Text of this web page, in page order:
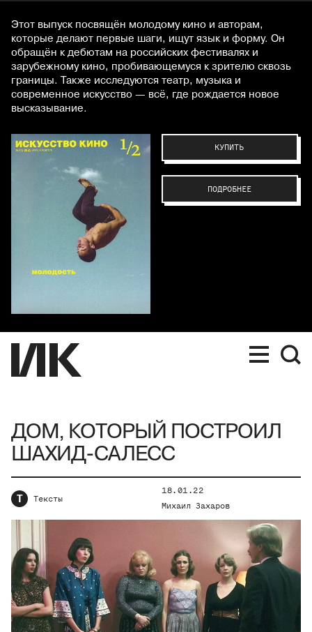
Этот выпуск посвящён молодому кино и авторам,
которые делают первые шаги, ищут язык и форму. Он
обращён к дебютам на российских фестивалях и
зарубежному кино, пробивающемуся к зрителю сквозь
границы. Также исследуются театр, музыка и
современное искусство — всё, где рождается новое
высказывание.
КУПИТЬ
ПОДРОБНЕЕ
ДОМ, КОТОРЫЙ ПОСТРОИЛ
ШАХИД-САЛЕСС
Т Тексты
18.01.22
Михаил Захаров